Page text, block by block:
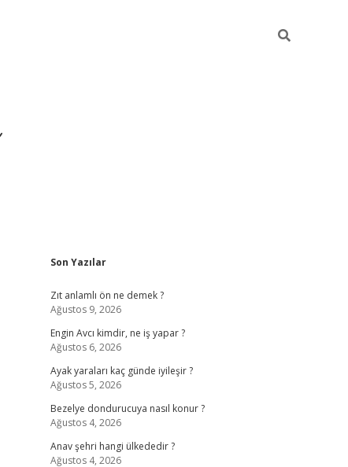
Sidebar
Son Yazılar
Zıt anlamlı ön ne demek ?
Ağustos 9, 2026
Engin Avcı kimdir, ne iş yapar ?
Ağustos 6, 2026
Ayak yaraları kaç günde iyileşir ?
Ağustos 5, 2026
Bezelye dondurucuya nasıl konur ?
Ağustos 4, 2026
Anav şehri hangi ülkededir ?
Ağustos 4, 2026
ilbet yeni giriş